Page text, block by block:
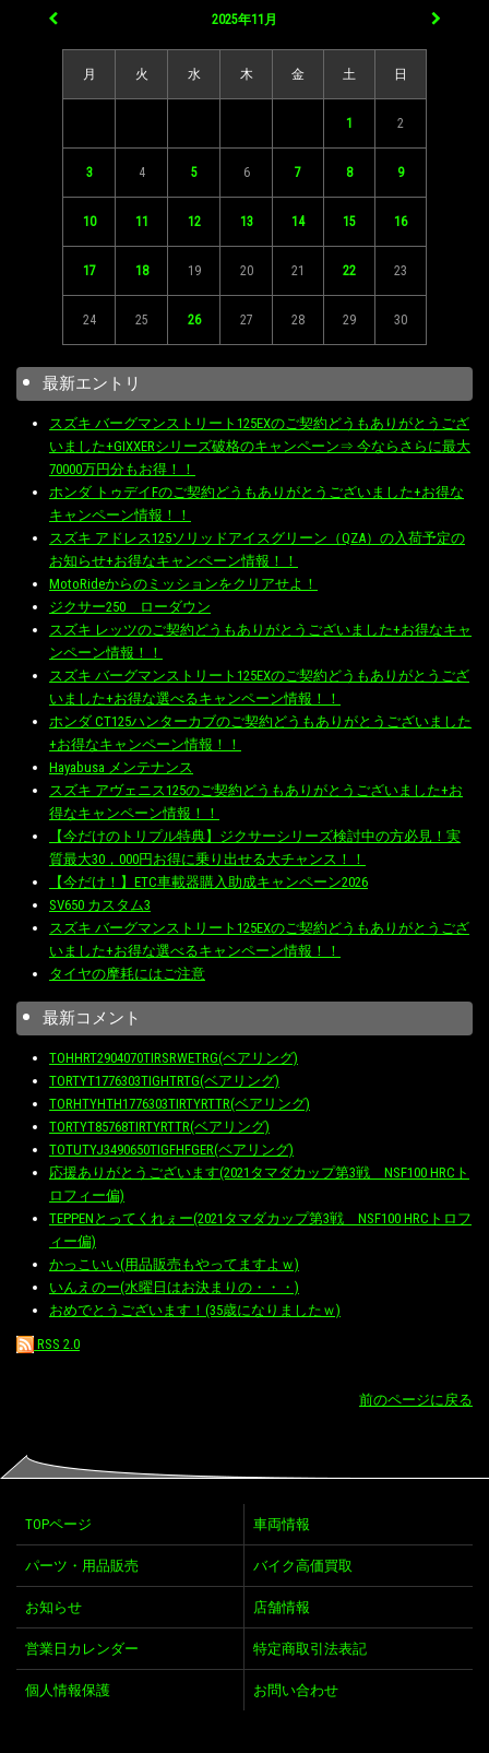
2025年11月
月 火 水 木 金 土 日
1 2
3 4 5 6 7 8 9
10 11 12 13 14 15 16
17 18 19 20 21 22 23
24 25 26 27 28 29 30
最新エントリ
スズキ バーグマンストリート125EXのご契約どうもありがとうござ
いました+GIXXERシリーズ破格のキャンペーン⇒ 今ならさらに最大
70000万円分もお得！！
ホンダ トゥデイFのご契約どうもありがとうございました+お得な
キャンペーン情報！！
スズキ アドレス125ソリッドアイスグリーン（QZA）の入荷予定の
お知らせ+お得なキャンペーン情報！！
MotoRideからのミッションをクリアせよ！
ジクサー250 ローダウン
スズキ レッツのご契約どうもありがとうございました+お得なキャ
ンペーン情報！！
スズキ バーグマンストリート125EXのご契約どうもありがとうござ
いました+お得な選べるキャンペーン情報！！
ホンダ CT125ハンターカブのご契約どうもありがとうございました
+お得なキャンペーン情報！！
Hayabusa メンテナンス
スズキ アヴェニス125のご契約どうもありがとうございました+お
得なキャンペーン情報！！
【今だけのトリプル特典】ジクサーシリーズ検討中の方必見！実
質最大30，000円お得に乗り出せる大チャンス！！
【今だけ！】ETC車載器購入助成キャンペーン2026
SV650 カスタム3
スズキ バーグマンストリート125EXのご契約どうもありがとうござ
いました+お得な選べるキャンペーン情報！！
タイヤの摩耗にはご注意
最新コメント
TOHHRT2904070TIRSRWETRG(ベアリング)
TORTYT1776303TIGHTRTG(ベアリング)
TORHTYHTH1776303TIRTYRTTR(ベアリング)
TORTYT85768TIRTYRTTR(ベアリング)
TOTUTYJ3490650TIGFHFGER(ベアリング)
応援ありがとうございます(2021タマダカップ第3戦 NSF100 HRCト
ロフィー偏)
TEPPENとってくれぇー(2021タマダカップ第3戦 NSF100 HRCトロフ
ィー偏)
かっこいい(用品販売もやってますよｗ)
いんえのー(水曜日はお決まりの・・・)
おめでとうございます！(35歳になりましたｗ)
RSS 2.0
前のページに戻る
TOPページ 車両情報
パーツ・用品販売 バイク高価買取
お知らせ 店舗情報
営業日カレンダー 特定商取引法表記
個人情報保護 お問い合わせ